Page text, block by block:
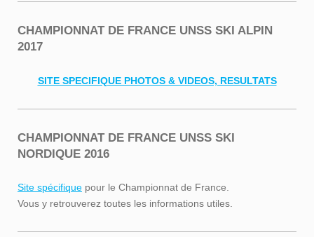
CHAMPIONNAT DE FRANCE UNSS SKI ALPIN
2017
SITE SPECIFIQUE PHOTOS & VIDEOS, RESULTATS
CHAMPIONNAT DE FRANCE UNSS SKI
NORDIQUE 2016
Site spécifique pour le Championnat de France.
Vous y retrouverez toutes les informations utiles.